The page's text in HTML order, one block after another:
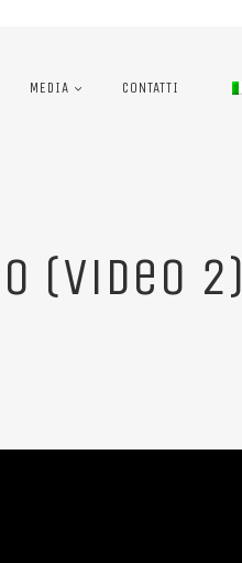
MEDIA CONTATTI
(video 2)